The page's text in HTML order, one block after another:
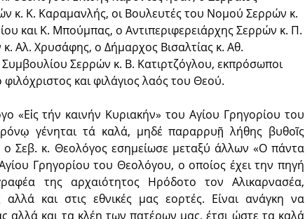
κ. Κ. Καραμανλής, οι Βουλευτές του Νομού Σερρών κ.
και Κ. Μπούμπας, ο Αντιπεριφερειάρχης Σερρών κ. Π.
Αλ. Χρυσάφης, ο Δήμαρχος Βισαλτίας κ. Αθ.
Σερρών κ. Β. Κατιρτζόγλου, εκπρόσωποι
και φιλάγιος λαός του Θεού.
«Εἰς τήν καινήν Κυριακήν» του Αγίου Γρηγορίου του
γένηται τά καλά, μηδέ παραρρυῇ λήθης βυθοῖς
Σεβ. κ. Θεολόγος εσημείωσε μεταξύ άλλων «Ο πάντα
Γρηγορίου του Θεολόγου, ο οποίος έχει την πηγή
της αρχαιότητος Ηρόδοτο τον Αλικαρνασέα,
αλλά και στις εθνικές μας εορτές. Είναι ανάγκη να
αλλά και τα κλέη των πατέρων μας, έτσι ώστε τα καλά